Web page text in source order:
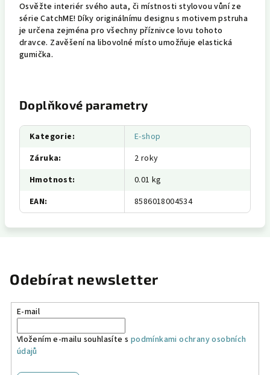
Osvěžte interiér svého auta, či místnosti stylovou vůní ze
série CatchME! Díky originálnímu designu s motivem pstruha
je určena zejména pro všechny příznivce lovu tohoto
dravce. Zavěšení na libovolné místo umožňuje elastická
gumička.
Doplňkové parametry
Kategorie:
E-shop
Záruka:
2 roky
Hmotnost:
0.01 kg
EAN: 8586018004534
Odebírat newsletter
E-mail
Vložením e-mailu souhlasíte s podmínkami ochrany osobních
údajů